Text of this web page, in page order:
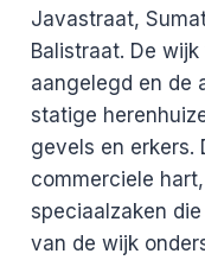
Javastraat,
Balistraat. De
aangelegd en de
statige
gevels en erkers.
commerciele
speciaalzaken
van de wijk